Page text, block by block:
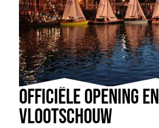
OFFICIËLE OPENING EN
VLOOTSCHOUW